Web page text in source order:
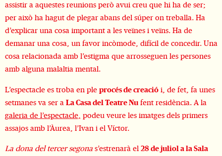
assistir a aquestes reunions però avui creu que hi ha de ser;
per això ha hagut de plegar abans del súper on treballa. Ha
d’explicar una cosa important a les veïnes i veïns. Ha de
demanar una cosa, un favor incòmode, difícil de concedir. Una
cosa relacionada amb l’estigma que arrosseguen les persones
amb alguna malaltia mental.
L’espectacle es troba en ple procés de creaciói, de fet, fa unes
setmanes va ser a La Casa del Teatre Nufent residència. A la
galeria de l’espectacle, podeu veure les imatges dels primers
assajos amb l’Àurea, l’Ivan i el Víctor.
La dona del tercer segonas’estrenarà el 28 de juliol a la Sala